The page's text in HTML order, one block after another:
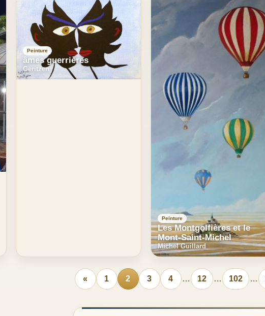
Peinture
âmes guerrières
Geritzen
Peinture
Les Montgolfières et le
Mont-Saint-Michel
Michel Guillard
« 1 2 3 4 … 12 … 102 …